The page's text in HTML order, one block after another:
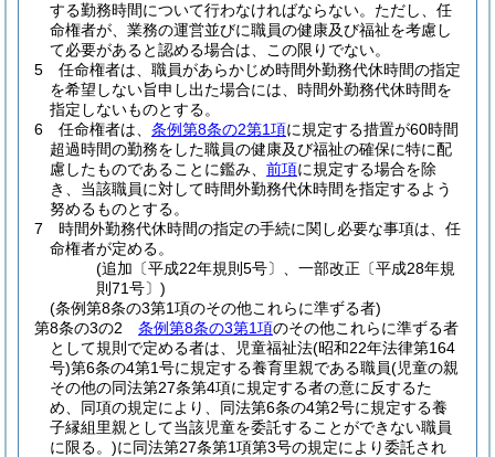
する勤務時間について行わなければならない。 ただし、任
命権者が、業務の運営並びに職員の健康及び福祉を考慮し
て必要があると認める場合は、この限りでない。
5
任命権者は、職員があらかじめ時間外勤務代休時間の指定
を希望しない旨申し出た場合には、時間外勤務代休時間を
指定しないものとする。
6
任命権者は、 条例第8条の2第1項に規定する措置が60時間
超過時間の勤務をした職員の健康及び福祉の確保に特に配
慮したものであることに鑑み、 前項に規定する場合を除
き、当該職員に対して時間外勤務代休時間を指定するよう
努めるものとする。
7
時間外勤務代休時間の指定の手続に関し必要な事項は、任
命権者が定める。
(追加〔平成22年規則5号〕、一部改正〔平成28年規
則71号〕)
(条例第8条の3第1項のその他これらに準ずる者)
第8条の3の2
条例第8条の3第1項のその他これらに準ずる者
として規則で定める者は、児童福祉法(昭和22年法律第164
号)第6条の4第1号に規定する養育里親である職員(児童の親
その他の同法第27条第4項に規定する者の意に反するた
め、同項の規定により、同法第6条の4第2号に規定する養
子縁組里親として当該児童を委託することができない職員
に限る。)に同法第27条第1項第3号の規定により委託され